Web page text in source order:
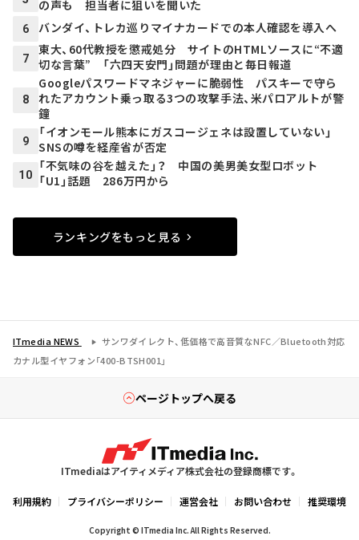
の声も 担当者に狙いを聞いた
6 バンダイ、トレカ巡りマイナカードでの本人確認を導入へ
7
東大、60代教授を懲戒処分 サイトのHTMLソースに“不適
切な言葉” 「六四天安門」問題が理由と毎日報道
8
Googleパスワードマネジャーに脆弱性 パスキーで守ら
れたアカウント乗っ取る3つの攻撃手法、米パロアルトが警
鐘
9
「イオンモール熊本にガスコージェネは設置していない」
SNSの噂を経産省が否定
10
「不気味の谷を越えた」？ 中国の美男美女型ロボット
「U1」話題 286万円から
ランキングをもっと見る
ITmedia NEWS
サンワダイレクト、低価格で高音質なNFC／Bluetooth対応
カナル型イヤフォン「400-BTSH001」
ページトップへ戻る
ITmediaはアイティメディア株式会社の登録商標です。
利用規約 プライバシーポリシー 運営会社 お問い合わせ 推奨環境
Copyright © ITmedia Inc. All Rights Reserved.